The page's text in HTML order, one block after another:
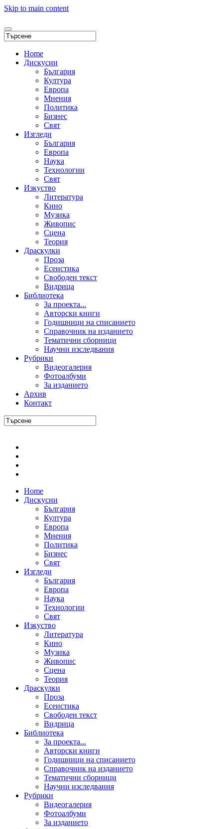
Skip to main content
Home
Дискусии
България
Култура
Европа
Мнения
Политика
Бизнес
Свят
Изгледи
България
Европа
Наука
Технологии
Свят
Изкуство
Литература
Кино
Музика
Живопис
Сцена
Теория
Драскулки
Проза
Есеистика
Свободен текст
Видрица
Библиотека
За проекта...
Авторски книги
Годишници на списанието
Справочник на изданието
Тематични сборници
Научни изследвания
Рубрики
Видеогалерия
Фотоалбуми
За изданието
Архив
Контакт
Home
Дискусии
България
Култура
Европа
Мнения
Политика
Бизнес
Свят
Изгледи
България
Европа
Наука
Технологии
Свят
Изкуство
Литература
Кино
Музика
Живопис
Сцена
Теория
Драскулки
Проза
Есеистика
Свободен текст
Видрица
Библиотека
За проекта...
Авторски книги
Годишници на списанието
Справочник на изданието
Тематични сборници
Научни изследвания
Рубрики
Видеогалерия
Фотоалбуми
За изданието